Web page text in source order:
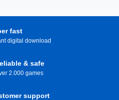
fast
digital download
& safe
2.000 games
support